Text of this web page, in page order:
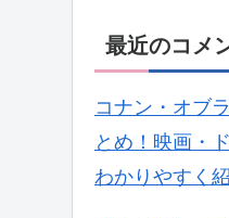
最近のコメ
コナン・オブ
とめ！映画・
わかりやすく